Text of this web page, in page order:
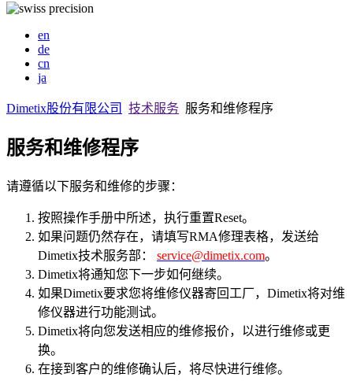
en
de
cn
ja
Dimetix股份有限公司 技术服务 服务和维修程序
服务和维修程序
请遵循以下服务和维修的步骤：
按照操作手册中所述，执行重置Reset。
如果问题仍然存在，请填写RMA修理表格，发送给
Dimetix技术服务部： service@dimetix.com。
Dimetix将通知您下一步如何继续。
如果Dimetix要求您将维修仪器寄回工厂，Dimetix将对维
修仪器进行功能测试。
Dimetix将向您发送相应的维修报价，以进行维修或更
换。
在接到客户的维修确认后，将尽快进行维修。